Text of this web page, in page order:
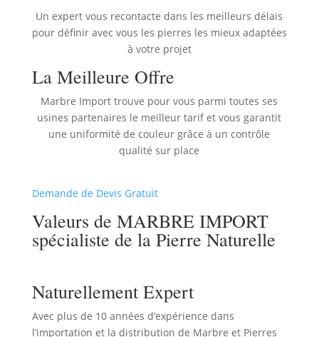
Un expert vous recontacte dans les meilleurs délais
pour définir avec vous les pierres les mieux adaptées
à votre projet
La Meilleure Offre
Marbre Import trouve pour vous parmi toutes ses
usines partenaires le meilleur tarif et vous garantit
une uniformité de couleur grâce à un contrôle
qualité sur place
Demande de Devis Gratuit
Valeurs de MARBRE IMPORT
spécialiste de la Pierre Naturelle
Naturellement Expert
Avec plus de 10 années d’expérience dans
l’importation et la distribution de Marbre et Pierres